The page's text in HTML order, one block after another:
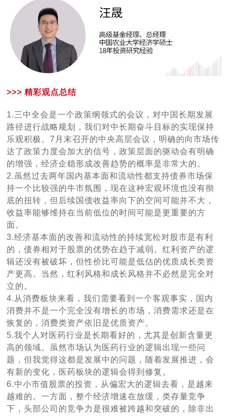
>>> 精彩观点总结
1.三中全会是一个政策纲领式的会议，对中国长期发展
路径进行战略规划，我们对中长期奋斗目标的实现保持
乐观积极。7月末召开的中央高层会议，明确的向市场传
达了政策力度会加大的信号，政策层面的驱动会有明确
的增强，经济企稳形成改善趋势的概率是非常大的。
2.虽然过去两年国内基本面和流动性都支持债券市场保
持一个比较强的牛市氛围，现在这种宏观环境也没有彻
底的扭转，但后续国债收益率向下的空间可能并不大，
收益率能够维持在当前低位的时间可能是更重要的方
面。
3.经济基本面的改善和流动性的持续宽松对股市是有利
的，债券相对于股票的优势在趋于减弱。红利资产的逻
辑还没有被破坏，但性价比可能是低估的优质成长类资
产更高。当然，红利风格和成长风格并不必然是完全对
立的。
4.从消费板块来看，我们需要看到一个客观事实，国内
消费并不是一个完全没有增长的市场，消费需求还是在
恢复的，消费类资产依旧是优质资产。
5.我个人对医药行业是长期看好的，尤其是创新含量更
高的领域。虽然市场认为医药行业的逻辑出现一些问
题，但我觉得这都是发展中的问题，随着发展推进，会
有新的变化，医药板块的逻辑会得到修复。
6.中小市值股票的投资，从偏宏大的逻辑去看，是越来
越难的。一方面，整个经济增速在放缓，类存量竞争
下，头部公司的竞争力是很难被跨越和突破的，除非出